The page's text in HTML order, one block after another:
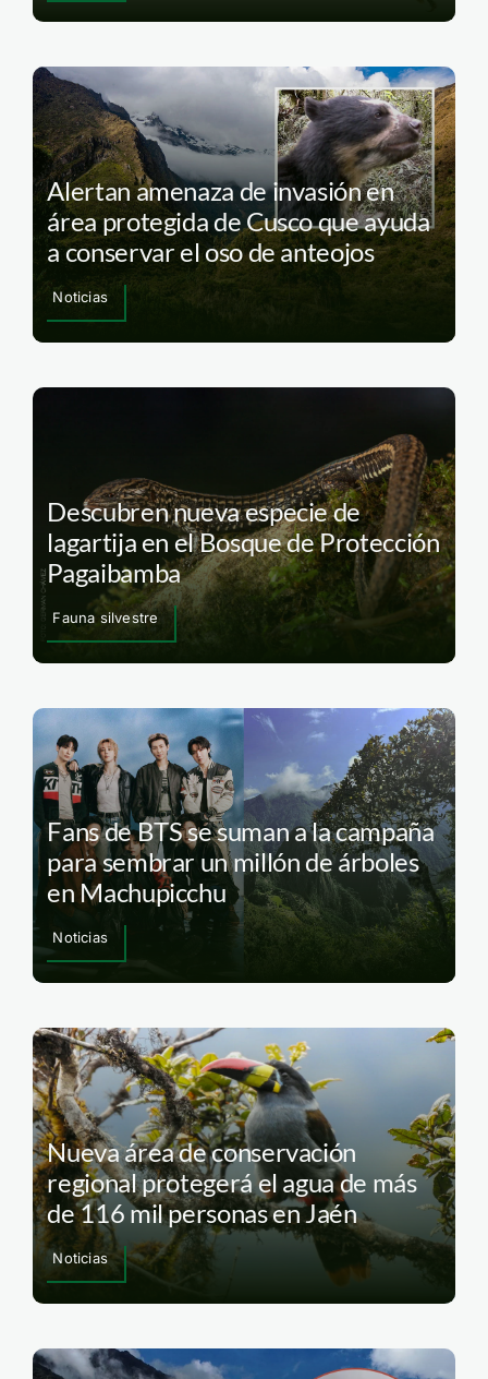
Alertan amenaza de invasión en
área protegida de Cusco que ayuda
a conservar el oso de anteojos
Noticias
Descubren nueva especie de
lagartija en el Bosque de Protección
Pagaibamba
Fauna silvestre
Fans de BTS se suman a la campaña
para sembrar un millón de árboles
en Machupicchu
Noticias
Nueva área de conservación
regional protegerá el agua de más
de 116 mil personas en Jaén
Noticias